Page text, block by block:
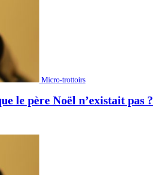
Micro-trottoirs
le père Noël n’existait pas ?